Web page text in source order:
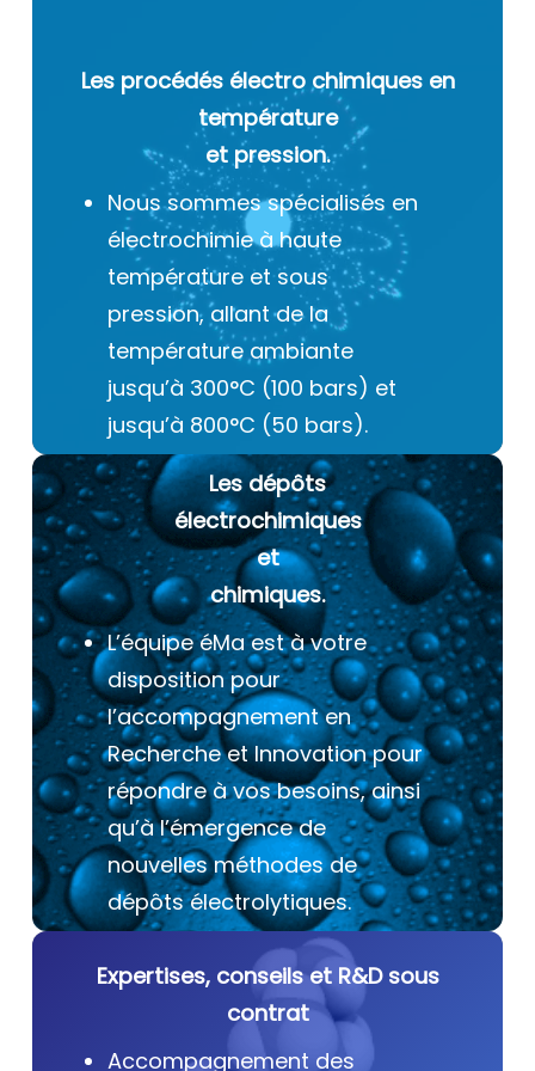
Les procédés électro chimiques en
température
et pression.
Nous sommes spécialisés en
électrochimie à haute
température et sous
pression, allant de la
température ambiante
jusqu’à 300°C (100 bars) et
jusqu’à 800°C (50 bars).
Les dépôts
électrochimiques
et
chimiques.
L’équipe éMa est à votre
disposition pour
l’accompagnement en
Recherche et Innovation pour
répondre à vos besoins, ainsi
qu’à l’émergence de
nouvelles méthodes de
dépôts électrolytiques.
Expertises, conseils et R&D sous
contrat
Accompagnement des